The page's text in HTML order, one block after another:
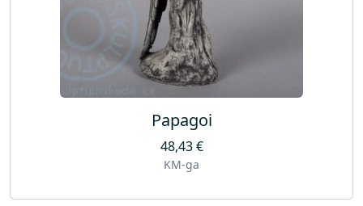
Papagoi
48,43€
KM-ga